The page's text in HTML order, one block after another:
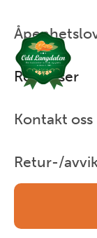
Ressurser
Kontakt oss
Retur-/